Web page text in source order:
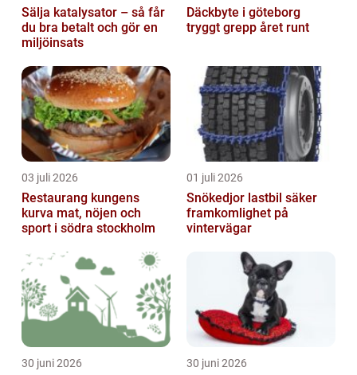
Sälja katalysator – så får
du bra betalt och gör en
miljöinsats
Däckbyte i göteborg
tryggt grepp året runt
03 juli 2026
Restaurang kungens
kurva mat, nöjen och
sport i södra stockholm
01 juli 2026
Snökedjor lastbil säker
framkomlighet på
vintervägar
30 juni 2026 30 juni 2026